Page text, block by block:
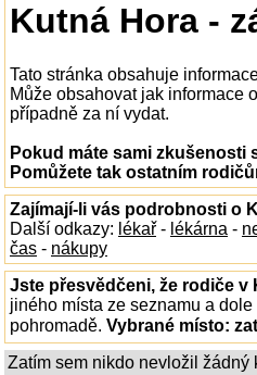
Kutná Hora -
Tato stránka obsahuje
Může obsahovat jak informace
případně za ní vydat.
Pokud máte sami zkušenosti
Pomůžete tak ostatním
Zajímají-li vás podrobnosti o
Další odkazy: lékař - lékárna -
čas - nákupy
Jste přesvědčeni, že rodiče
jiného místa ze seznamu a
pohromadě. Vybrané místo:
Zatím sem nikdo nevložil žádný